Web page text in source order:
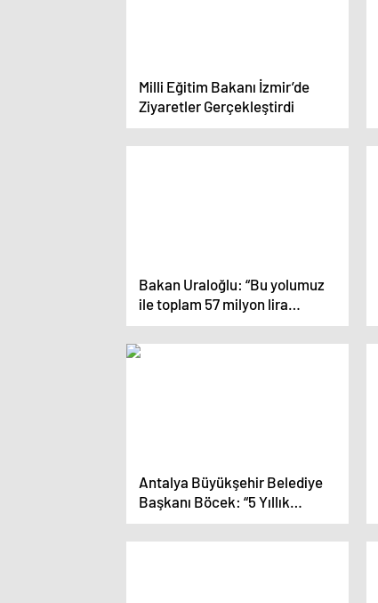
Milli Eğitim Bakanı İzmir’de
Ziyaretler Gerçekleştirdi
Bakan Uraloğlu: “Bu yolumuz
ile toplam 57 milyon lira
tasarruf sağlayacağız”
Antalya Büyükşehir Belediye
Başkanı Böcek: “5 Yıllık
Süreçte 77 Projeyle Yola Çıktık,
182 Proje Tamamladık”